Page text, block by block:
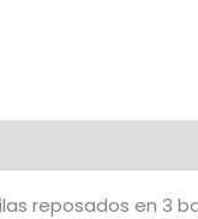
reposados en 3